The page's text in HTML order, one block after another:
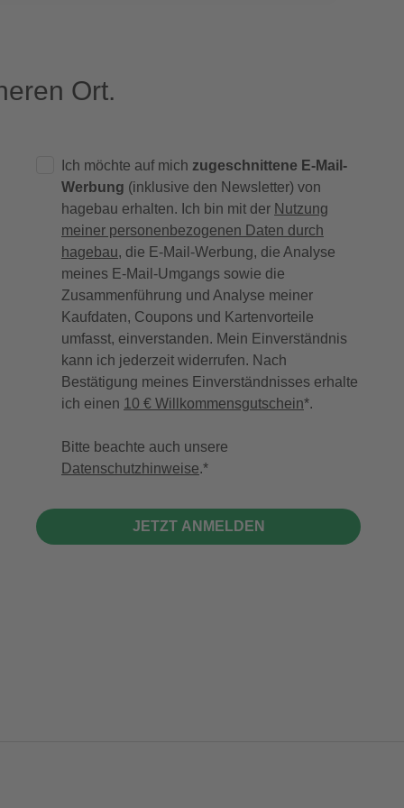
Ort.
Ich möchte auf mich zugeschnittene E-Mail-
Werbung (inklusive den Newsletter) von
hagebau erhalten. Ich bin mit der Nutzung
meiner personenbezogenen Daten durch
hagebau, die E-Mail-Werbung, die Analyse
meines E-Mail-Umgangs sowie die
Zusammenführung und Analyse meiner
Kaufdaten, Coupons und Kartenvorteile
umfasst, einverstanden. Mein Einverständnis
kann ich jederzeit widerrufen. Nach
Bestätigung meines Einverständnisses erhalte
ich einen 10 € Willkommensgutschein*.
Bitte beachte auch unsere
Datenschutzhinweise.
JETZT ANMELDEN